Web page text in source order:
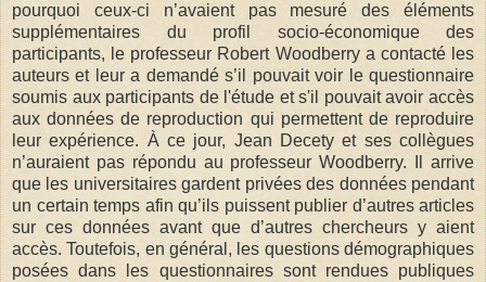
pourquoi ceux-ci n’avaient pas mesuré des éléments
supplémentaires du profil socio-économique des
participants, le professeur Robert Woodberry a contacté les
auteurs et leur a demandé s’il pouvait voir le questionnaire
soumis aux participants de l'étude et s'il pouvait avoir accès
aux données de reproduction qui permettent de reproduire
leur expérience. À ce jour, Jean Decety et ses collègues
n’auraient pas répondu au professeur Woodberry. Il arrive
que les universitaires gardent privées des données pendant
un certain temps afin qu’ils puissent publier d’autres articles
sur ces données avant que d’autres chercheurs y aient
accès. Toutefois, en général, les questions démographiques
posées dans les questionnaires sont rendues publiques